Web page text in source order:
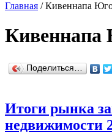
Главная /Кивеннапа
Кивеннапа
Поделиться…
Итоги рынка
недвижимости